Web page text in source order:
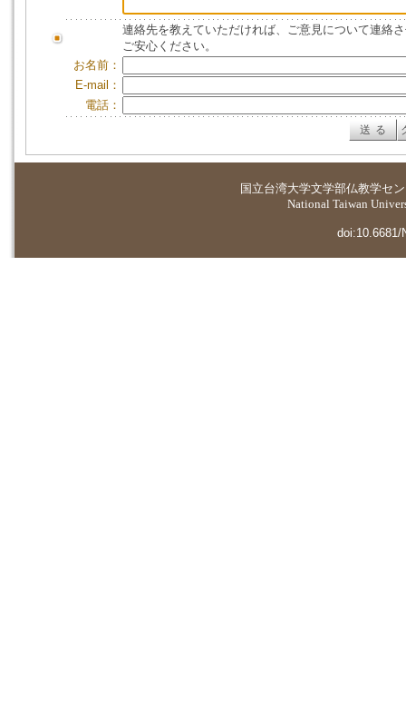
連絡先を教えていただければ、ご意見について連絡
ご安心ください。
お名前：
E-mail：
電話：
国立台湾大学文学部仏教学セ
National Taiwan
doi:10.6681/